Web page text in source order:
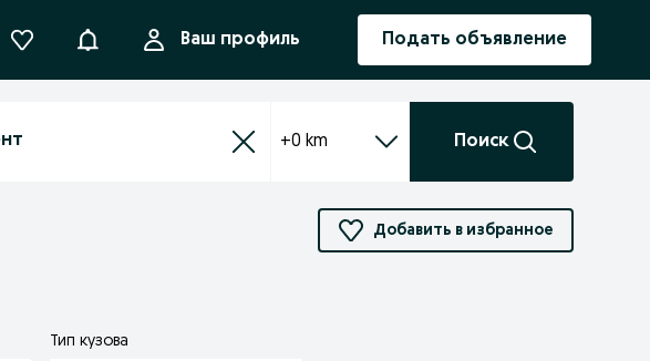
УведомленияВаш профиль Подать объявление
+0 km Поиск
Добавить в избранное
Тип кузова